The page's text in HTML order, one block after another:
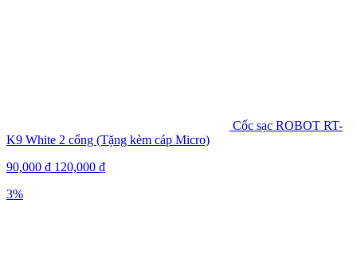
Cốc sạc ROBOT RT-
K9 White 2 cổng (Tặng kèm cáp Micro)
90,000 ₫ 120,000 ₫
3%